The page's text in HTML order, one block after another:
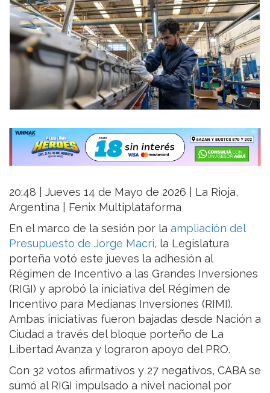
20:48 | Jueves 14 de Mayo de 2026 | La Rioja,
Argentina | Fenix Multiplataforma
En el marco de la sesión por la ampliación del
Presupuesto de Jorge Macri, la Legislatura
porteña votó este jueves la adhesión al
Régimen de Incentivo a las Grandes Inversiones
(RIGI) y aprobó la iniciativa del Régimen de
Incentivo para Medianas Inversiones (RIMI).
Ambas iniciativas fueron bajadas desde Nación a
Ciudad a través del bloque porteño de La
Libertad Avanza y lograron apoyo del PRO.
Con 32 votos afirmativos y 27 negativos, CABA se
sumó al RIGI impulsado a nivel nacional por